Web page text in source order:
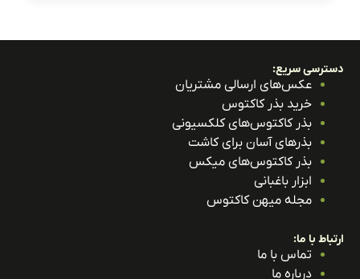
سریع:
عکس‌های ارسالی مشتریان
خرید بذر کاکتوس
بذر کاکتوس‌های کلکسیونی
بذرهای آسان برای کاشت
بذر کاکتوس‌های میکس
ابزار باغبانی
مجله میهن کاکتوس
با ما:
تماس با ما
درباره ما